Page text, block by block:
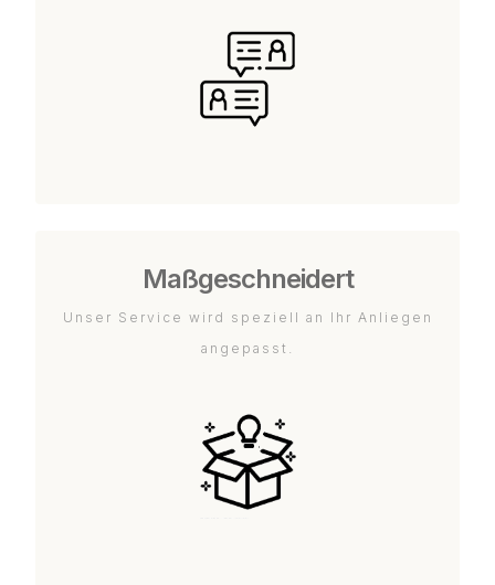
Maßgeschneidert
Unser Service wird speziell an Ihr Anliegen
angepasst.